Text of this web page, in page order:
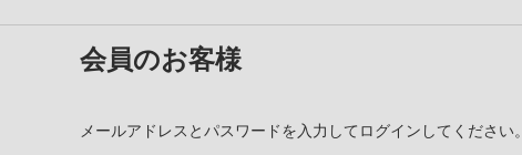
会員のお客様
メールアドレスとパスワードを入力してログインしてください。